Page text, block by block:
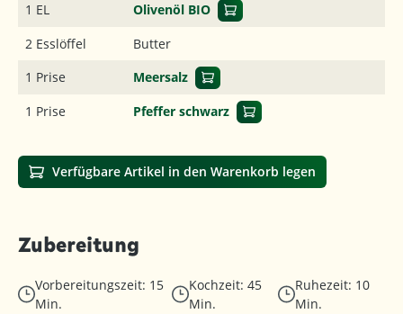
1 EL
Olivenöl BIO
2 Esslöffel
Butter
1 Prise
Meersalz
1 Prise
Pfeffer schwarz
Verfügbare Artikel in den Warenkorb legen
Zubereitung
Vorbereitungszeit: 15
Min.
Kochzeit: 45
Min.
Ruhezeit: 10
Min.